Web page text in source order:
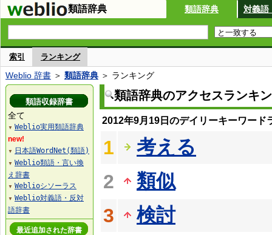
類語辞典 類語辞典 対義語
索引 ランキング
Weblio 辞書 ＞ 類語辞典 ＞ ランキング
類語辞典のアクセスランキ
2012年9月19日のデイリーキーワード
1
考える
2
類似
3
検討
類語収録辞書
全て
▼ Weblio実用類語辞典
new!
▼ 日本語WordNet(類語)
▼ Weblio類語・言い換
え辞書
▼ Weblioシソーラス
▼ Weblio対義語・反対
語辞書
最近追加された辞書